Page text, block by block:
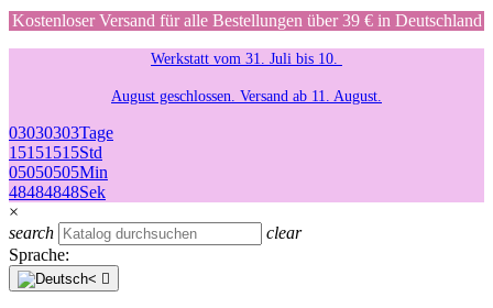
Kostenloser Versand für alle Bestellungen über 39 € in Deutschland
Werkstatt vom 31. Juli bis 10.
August geschlossen. Versand ab 11. August.
03030303Tage
15151515Std
05050505Min
48484848Sek
×
search
clear
Sprache:
